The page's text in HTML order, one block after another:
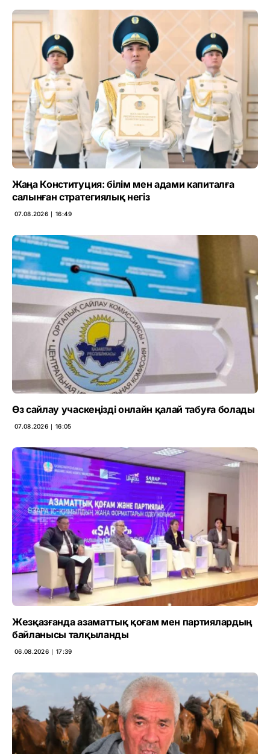
Жаңа Конституция: білім мен адами капиталға
салынған стратегиялық негіз
07.08.2026 ∣ 16:49
Өз сайлау учаскеңізді онлайн қалай табуға болады
07.08.2026 ∣ 16:05
Жезқазғанда азаматтық қоғам мен партиялардың
байланысы талқыланды
06.08.2026 ∣ 17:39